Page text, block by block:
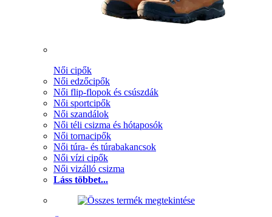
Női cipők
Női edzőcipők
Női flip-flopok és csúszdák
Női sportcipők
Női szandálok
Női téli csizma és hótaposók
Női tornacipők
Női túra- és túrabakancsok
Női vízi cipők
Női vizálló csizma
Láss többet...